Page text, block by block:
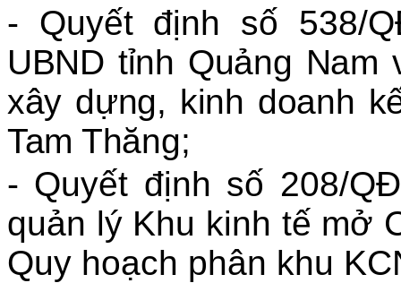
- Quyết định số 538/
UBND tỉnh Quảng Nam
xây dựng, kinh doanh
Tam Thăng;
- Quyết định số 208/
quản lý Khu kinh tế mở
Quy hoạch phân khu